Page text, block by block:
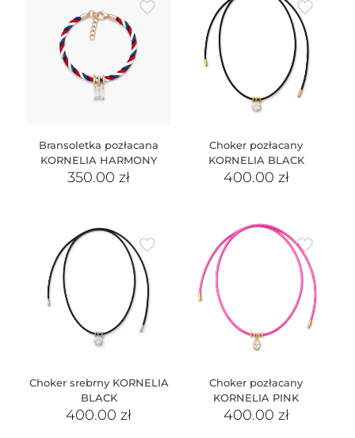
Bransoletka pozłacana
KORNELIA HARMONY
350.00zł
Choker pozłacany
KORNELIA BLACK
400.00 zł
Choker srebrny KORNELIA
BLACK
400.00zł
Choker pozłacany
KORNELIA PINK
400.00 zł